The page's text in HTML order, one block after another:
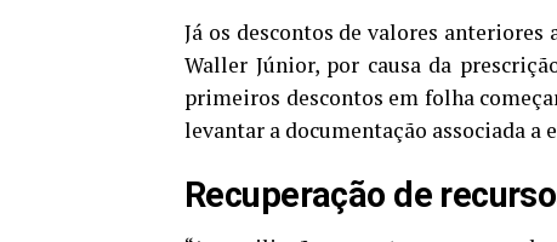
Já os descontos de valores anteriores
Waller Júnior, por causa da
primeiros descontos em folha
levantar a documentação associada a
Recuperação de